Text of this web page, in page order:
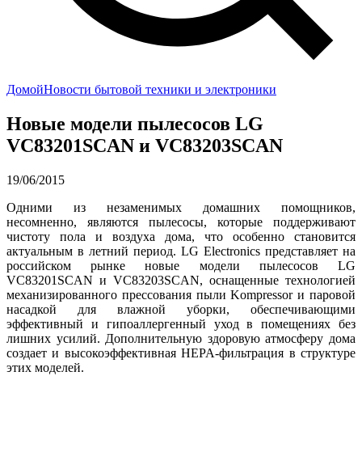
ДомойНовости бытовой техники и электроники
Новые модели пылесосов LG
VC83201SCAN и VC83203SCAN
19/06/2015
Одними из незаменимых домашних помощников,
несомненно, являются пылесосы, которые поддерживают
чистоту пола и воздуха дома, что особенно становится
актуальным в летний период. LG Electronics представляет на
российском рынке новые модели пылесосов LG
VC83201SCAN и VC83203SCAN, оснащенные технологией
механизированного прессования пыли Kompressor и паровой
насадкой для влажной уборки, обеспечивающими
эффективный и гипоаллергенный уход в помещениях без
лишних усилий. Дополнительную здоровую атмосферу дома
создает и высокоэффективная HEPA-фильтрация в структуре
этих моделей.